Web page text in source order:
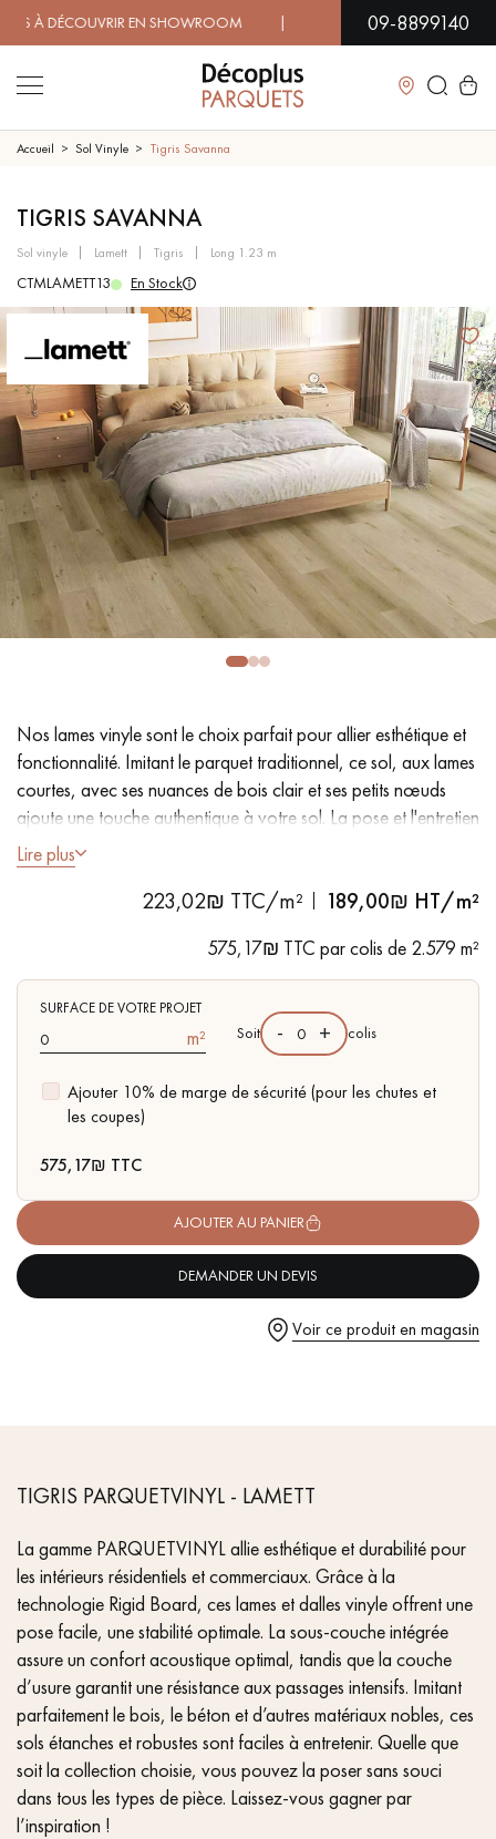
EN SHOWROOM | DISPONIBILITÉ09-8899140
Fermer
LES RECHERCHES LES PLUS COURANTES
SOL PLAQUÉ BOIS VERITABLES
PARQUETS À MOTIFS
TRADITIONNELS
PARQUET EN BOIS EXOTIQUE PARQUET VERNIS
PARQUET HUILÉ PARQUET EN BOIS BRUT
PARQUET VIEILLI PARQUET EN CHÊNE FUMÉ
PARQUET LAMES LARGES XXL PARQUET EN CHÊNE
ACCESSOIRES PARQUET
Nos conseillers sont disponibles au
09-8899140
pas dans le choix et la pose de votre parquet.
Un expert Décoplus Parquets vous appelle
Demandez un rendez-vous personnalisé
Accueil Sol Vinyle Tigris Savanna
TIGRIS SAVANNA
sol vinyle lamett tigris long 1.23 m
CTMLAMETT13 En Stock
Nos lames vinyle sont le choix parfait pour allier esthétique et
fonctionnalité. Imitant le parquet traditionnel, ce sol, aux lames
courtes, avec ses nuances de bois clair et ses petits nœuds
ajoute une touche authentique à votre sol. La pose et l'entretien
faciles en font une solution pratique.
- Lames Largeur 23,2 cm
- Adapté aux passages fréquents
- Compatible pièces d'eau
- Facilité de pose : système d'emboitement simple à plat I4F
Lire plus
223,02₪ TTC/m² 189,00₪ HT/m²
575,17₪ TTC par colis de 2.579 m²
SURFACE DE VOTRE PROJET
m²
Ajouter 10% de marge de sécurité (pour les chutes et
les coupes)
Soit - + colis
575,17₪ TTC
AJOUTER AU PANIER
DEMANDER UN DEVIS
Voir ce produit en magasin
TIGRIS PARQUETVINYL - LAMETT
La gamme PARQUETVINYL allie esthétique et durabilité pour
les intérieurs résidentiels et commerciaux. Grâce à la
technologie Rigid Board, ces lames et dalles vinyle offrent une
pose facile, une stabilité optimale. La sous-couche intégrée
assure un confort acoustique optimal, tandis que la couche
d’usure garantit une résistance aux passages intensifs. Imitant
parfaitement le bois, le béton et d’autres matériaux nobles, ces
sols étanches et robustes sont faciles à entretenir. Quelle que
soit la collection choisie, vous pouvez la poser sans souci
dans tous les types de pièce. Laissez-vous gagner par
l’inspiration !